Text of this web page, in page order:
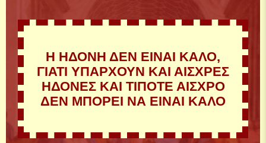
Η ΗΔΟΝΗ ΔΕΝ ΕΙΝΑΙ ΚΑΛΟ,
ΓΙΑΤΙ ΥΠΑΡΧΟΥΝ ΚΑΙ ΑΙΣΧΡΕΣ
ΗΔΟΝΕΣ ΚΑΙ ΤΙΠΟΤΕ ΑΙΣΧΡΟ
ΔΕΝ ΜΠΟΡΕΙ ΝΑ ΕΙΝΑΙ ΚΑΛΟ